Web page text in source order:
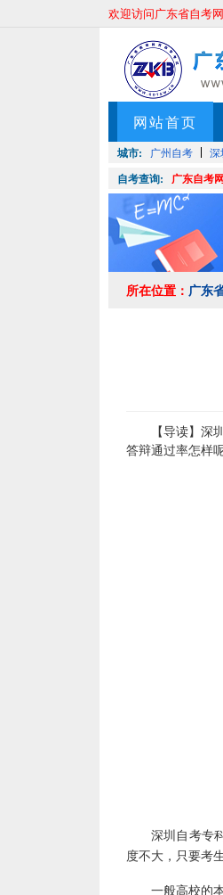
欢迎访问广东省自考网
网站首页
城市: 广州自考 深
自考查询: 广东自考
所在位置： 广东
【导读】深圳
答辩通过率怎样
深圳自考专科
度不大，只要考
一般高校的本